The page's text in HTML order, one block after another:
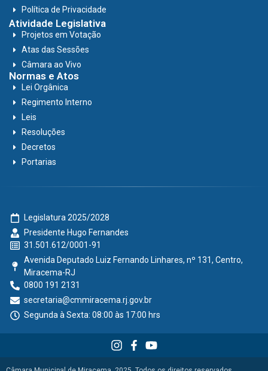
Política de Privacidade
Atividade Legislativa
Projetos em Votação
Atas das Sessões
Câmara ao Vivo
Normas e Atos
Lei Orgânica
Regimento Interno
Leis
Resoluções
Decretos
Portarias
Legislatura 2025/2028
Presidente Hugo Fernandes
31.501.612/0001-91
Avenida Deputado Luiz Fernando Linhares, nº 131, Centro,
Miracema-RJ
0800 191 2131
secretaria@cmmiracema.rj.gov.br
Segunda à Sexta: 08:00 às 17:00 hrs